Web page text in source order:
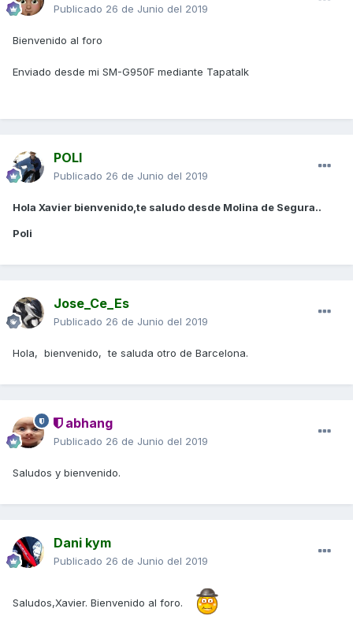
Publicado 26 de Junio del 2019
Bienvenido al foro
Enviado desde mi SM-G950F mediante Tapatalk
POLI
Publicado 26 de Junio del 2019
Hola Xavier bienvenido,te saludo desde Molina de Segura..
Poli
Jose_Ce_Es
Publicado 26 de Junio del 2019
Hola, bienvenido, te saluda otro de Barcelona.
abhang
Publicado 26 de Junio del 2019
Saludos y bienvenido.
Dani kym
Publicado 26 de Junio del 2019
Saludos,Xavier. Bienvenido al foro.